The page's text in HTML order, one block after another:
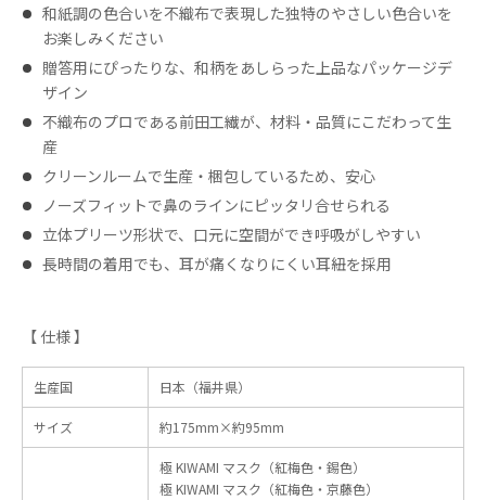
和紙調の色合いを不織布で表現した独特のやさしい色合いを
お楽しみください
贈答用にぴったりな、和柄をあしらった上品なパッケージデ
ザイン
不織布のプロである前田工繊が、材料・品質にこだわって生
産
クリーンルームで生産・梱包しているため、安心
ノーズフィットで鼻のラインにピッタリ合せられる
立体プリーツ形状で、口元に空間ができ呼吸がしやすい
長時間の着用でも、耳が痛くなりにくい耳紐を採用
【 仕様 】
生産国 日本（福井県）
サイズ 約175mm×約95mm
極 KIWAMI マスク（紅梅色・錫色）
極 KIWAMI マスク（紅梅色・京藤色）